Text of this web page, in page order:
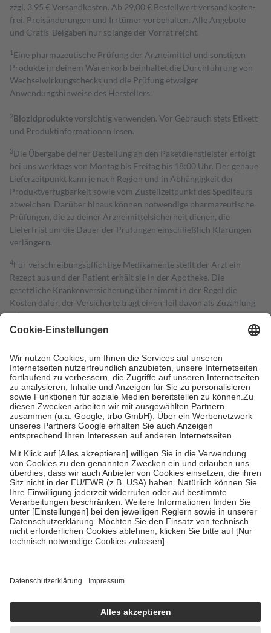
zzgl. 3,95 € Versandkosten. Ab 29,00 € Bestell­wert versand­kosten­
frei. Preisänderungen und Irrtümer vorbehalten. Alle Angebote
und Gratis-Beigaben nur solange der Vorrat reicht.
1 Eine pharmazeutische Prüfung der Arzneimittel und sonstigen
Produkte in deinem Warenkorb beinhaltet die Durchführung von
Wechselwirkungschecks und die Prüfung etwaiger
Anwendungshinweise des Herstellers.
2Biozidproduktevorsichtig verwenden. Vor Gebrauch stets Etikett
und Produktinformationen lesen.
3Die Übergabe deiner Bestellung an den Paketdienstleister erfolgt
bei uns werktags von Montag bis Freitag bis 18:00 Uhr. Der genaue
Lieferzeitpunkt kann je nach Region und in Abhängigkeit der
Produktverfügbarkeit sowie vom Zustellzeitpunkt des Spediteurs
abweichen. Darüber hinaus können notwendige pharmazeutische
Prüfungen, die zu deiner Arzneimittelsicherheit dienen, die
Lieferfrist um die Dauer der Prüfungen einschließlich Klärungen
verlängern.
4Für verschreibungspflichtige Medikamente stellt der Arzt ein
Rezept aus und der Patient erhält sie in der Apotheke. Die
gesetzliche Krankenversicherung übernimmt in der Regel die
Kosten dafür, der Versicherte trägt einen Teil davon als Zuzahlung
mit.
Grundsätzlich leisten Mitglieder Zuzahlungen in Höhe von zehn
höchstens zehn Euro.
Es sind jedoch nie mehr als die tatsächlichen
Kosten der Leistung zu entrichten.
Diese Regeln gelten grundsätzlich auch für Online-Apotheken.
Bei Heilmitteln und häuslicher Krankenpflege beträgt die
Zuzahlung zehn Prozent der Kosten sowie zehn Euro je
Verordnung.
Um das Engagement der Versicherten für ihre eigene Gesundheit zu
stärken und die besondere Stellung der Familie zu unterstützen,
fallenkeine Zuzahlungenan bei:
• Kindern und Jugendlichen bis zum vollendeten 18. Lebensjahr
mit Ausnahme der Fahrkosten
• Untersuchungen zur Vorsorge und Früherkennung, die von der
GKV getragen werden
• empfohlenen Schutzimpfungen
• Harn- und Blutteststreifen
getroffen, um sicherzustellen, dass es sich um echte Bewertungen
https://help.etrusted.com/hc/de/articles/4419944605341
Einige Bilder und Inhalte wurden unter Zuhilfenahme künstlicher